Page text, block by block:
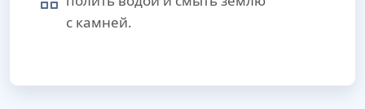
с камней.